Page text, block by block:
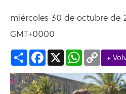
miércoles 30 de octubre de
GMT+0000
←
Compartir
Facebook
X WhatsApp
Copy
Link